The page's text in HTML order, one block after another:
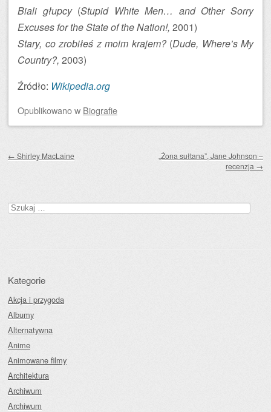
Biali głupcy(Stupid White Men… and Other Sorry
Excuses for the State of the Nation!, 2001)
Stary, co zrobiłeś z moim krajem?(Dude, Where’s My
Country?, 2003)
Źródło: Wikipedia.org
Opublikowanow Biografie
← Shirley MacLaine
„Żona sułtana”, Jane Johnson –
recenzja →
Szukaj:
Kategorie
Akcja i przygoda
Albumy
Alternatywna
Anime
Animowane filmy
Architektura
Archiwum
Archiwum